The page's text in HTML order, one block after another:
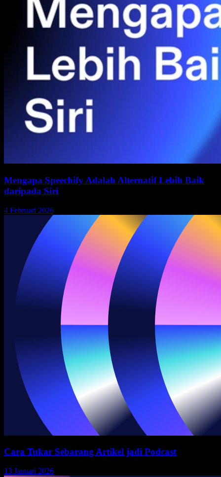
Mengapa Speechify Adalah Alternatif Lebih Baik
daripada Siri
4 Februari 2026
Cara Tukar Sebarang Artikel jadi Podcast
13 Januari 2026